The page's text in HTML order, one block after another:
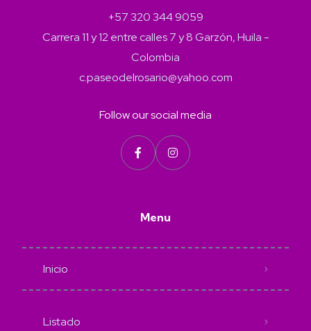
+57 320 344 9059
Carrera 11 y 12 entre calles 7 y 8 Garzón, Huila -
Colombia
c.paseodelrosario@yahoo.com
Follow our social media
Menu
Inicio
Listado